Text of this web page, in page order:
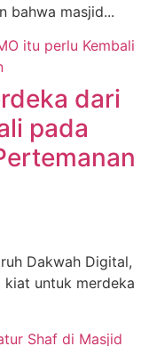
bahwa masjid...
dari
pada
Dakwah Digital,
kiat untuk merdeka